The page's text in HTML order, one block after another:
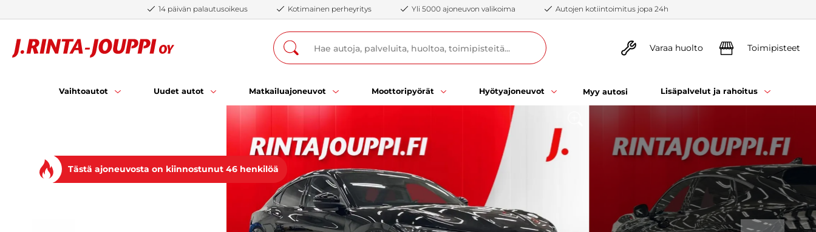
14 päivän palautusoikeus Kotimainen perheyritys Yli 5000 ajoneuvon valikoima Autojen kotiintoimitus jopa 24h
Varaa huolto Toimipisteet
Vaihtoautot Uudet autot Matkailuajoneuvot Moottoripyörät Hyötyajoneuvot Myy autosi Lisäpalvelut ja rahoitus
Tästä ajoneuvosta on kiinnostunut 46 henkilöä